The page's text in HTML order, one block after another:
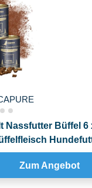
Nassfutter Büffel 6
Zum Angebot